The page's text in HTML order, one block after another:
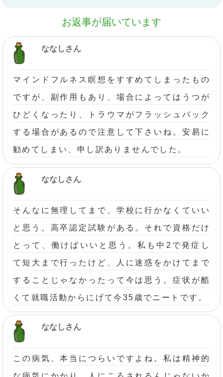
お返事が届いています
ななしさん
マインドフルネス瞑想をすすめてしまったもの
ですが、副作用もあり、場合によってはうつが
ひどくなったり、トラウマがフラッシュバック
する場合があるので注意して下さいね。安易に
勧めてしまい、申し訳ありませんでした。
ななしさん
そんなに無理してまで、学校に行かなくていい
と思う。高卒認定試験がある。それで資格だけ
とって、働けばいいと思う。私も中2で発症し
て短大まで行ったけど、人に迷惑をかけてまで
することじゃなかったって今は思う。症状が酷
くて就職活動からにげて今35歳でニートです。
ななしさん
この病気、本当につらいですよね。私は精神的